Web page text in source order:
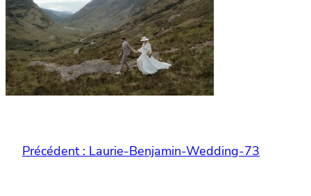
Précédent : Laurie-Benjamin-Wedding-73